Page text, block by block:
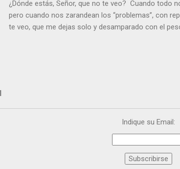
¿Dónde estás, Señor, que no te veo? Cuando todo
pero cuando nos zarandean los “problemas”, con
te veo, que me dejas solo y desamparado con el
porque lloras tus problemas y no gozas de la vida.
perdón que el odio? Si es así, es que Cristo te ha
Indique su Email: